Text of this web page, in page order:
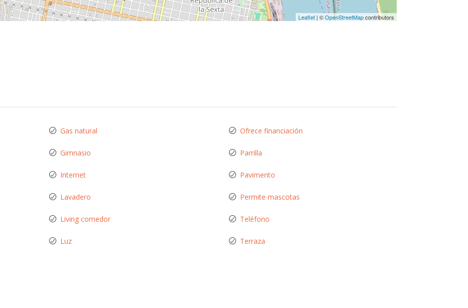
Leaflet | ©OpenStreetMapcontributors
Gas natural
Gimnasio
Internet
Lavadero
Living comedor
Luz
Ofrece financiación
Parrilla
Pavimento
Permite mascotas
Teléfono
Terraza